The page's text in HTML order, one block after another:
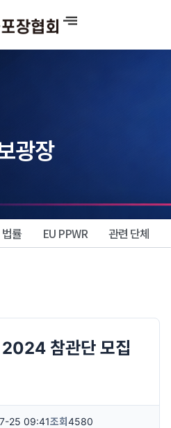
광장
률 EU PPWR 관련 단체
참관단 모집
25 09:41조회 4580